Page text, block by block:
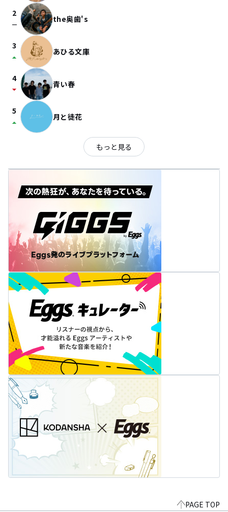
2
check_indeterminate_small the奥歯's
3
arrow_drop_up あひる文庫
4
arrow_drop_down 青い春
5
arrow_drop_up 月と徒花
もっと見る
PAGE TOP